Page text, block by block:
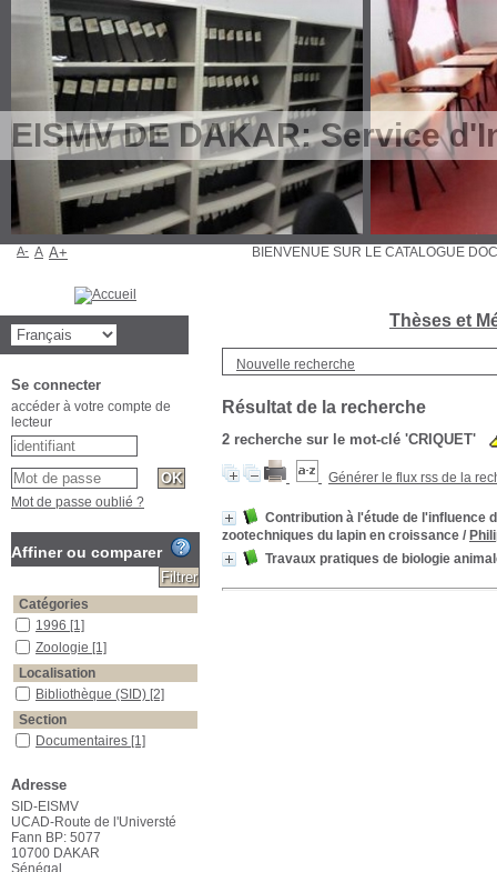
EISMV DE DAKAR: Service
Thèses et
Nouvelle recherche
Résultat de la recherche
2 recherche sur le mot-clé 'CRIQUET'
Générer le flux rss de la
Contribution à l'étude de l'influence
zootechniques du lapin en croissance /
Travaux pratiques de biologie
BIENVENUE SUR LE CATALOGUE
A- A A+
Se connecter
accéder à votre compte de
lecteur
Mot de passe oublié ?
Affiner ou comparer
Catégories
1996 [1]
Zoologie [1]
Localisation
Bibliothèque (SID) [2]
Section
Documentaires [1]
Suggestions
criquet
Adresse
SID-EISMV
UCAD-Route de l'Universté
Fann BP: 5077
10700 DAKAR
Sénégal